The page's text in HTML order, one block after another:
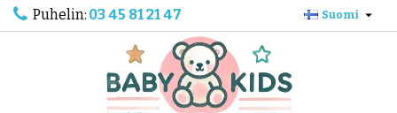
Puhelin: 03 45 81 21 47 Suomi 